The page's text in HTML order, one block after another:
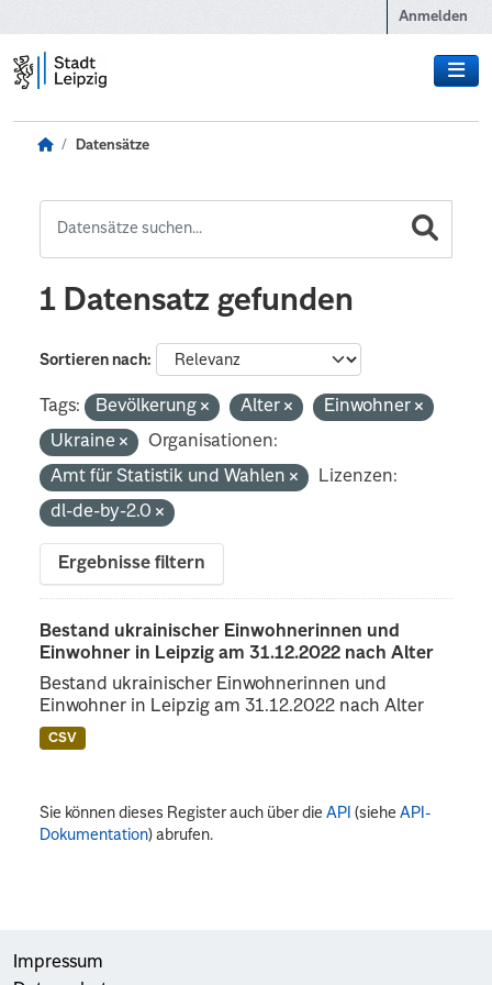
Anmelden
Datensätze
1 Datensatz gefunden
Sortieren nach
Tags: Bevölkerung Alter
Einwohner
Ukraine
Organisationen:
Amt für Statistik und Wahlen
Lizenzen:
dl-de-by-2.0
Ergebnisse filtern
Bestand ukrainischer Einwohnerinnen und
Einwohner in Leipzig am 31.12.2022 nach Alter
Bestand ukrainischer Einwohnerinnen und
Einwohner in Leipzig am 31.12.2022 nach Alter
CSV
Sie können dieses Register auch über dieAPI (sieheAPI-
Dokumentation) abrufen.
Impressum